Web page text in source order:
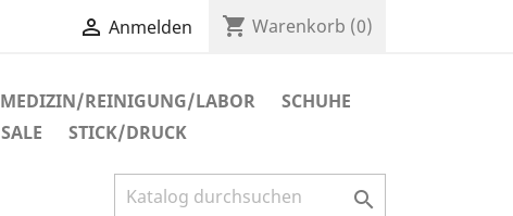
 Anmelden shopping_cart Warenkorb (0)
MEDIZIN/REINIGUNG/LABOR
SCHUHE
SALE STICK/DRUCK
